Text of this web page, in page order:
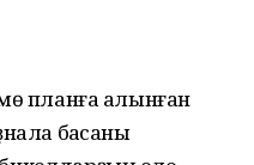
планға алынған
баҡсаны